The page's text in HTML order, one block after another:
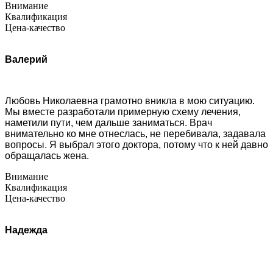
Внимание
Квалификация
Цена-качество
Валерий
Любовь Николаевна грамотно вникла в мою ситуацию.
Мы вместе разработали примерную схему лечения,
наметили пути, чем дальше заниматься. Врач
внимательно ко мне отнеслась, не перебивала, задавала
вопросы. Я выбрал этого доктора, потому что к ней давно
обращалась жена.
Внимание
Квалификация
Цена-качество
Надежда